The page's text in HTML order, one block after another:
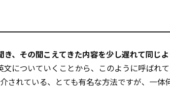
、その聞こえてきた内容を少し遅れて同じ
についていくことから、このように呼ばれて
されている、とても有名な方法ですが、一体